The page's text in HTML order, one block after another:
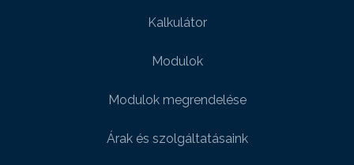
Kalkulátor
Modulok
Modulok megrendelése
Árak és szolgáltatásaink